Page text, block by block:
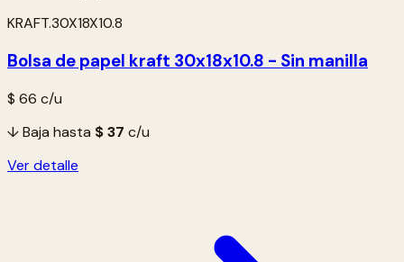
KRAFT.30X18X10.8
Bolsa de papel kraft 30x18x10.8 - Sin manilla
$ 66 c/u
↓ Baja hasta $ 37 c/u
Ver detalle